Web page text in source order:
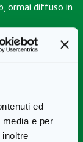
ed
e per
ormai diffuso in
lacarne di
la